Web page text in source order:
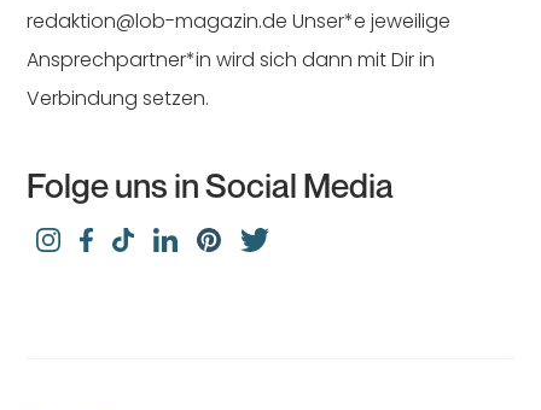
redaktion@lob-magazin.de Unser*e jeweilige
Ansprechpartner*in wird sich dann mit Dir in
Verbindung setzen.
Folge uns in Social Media